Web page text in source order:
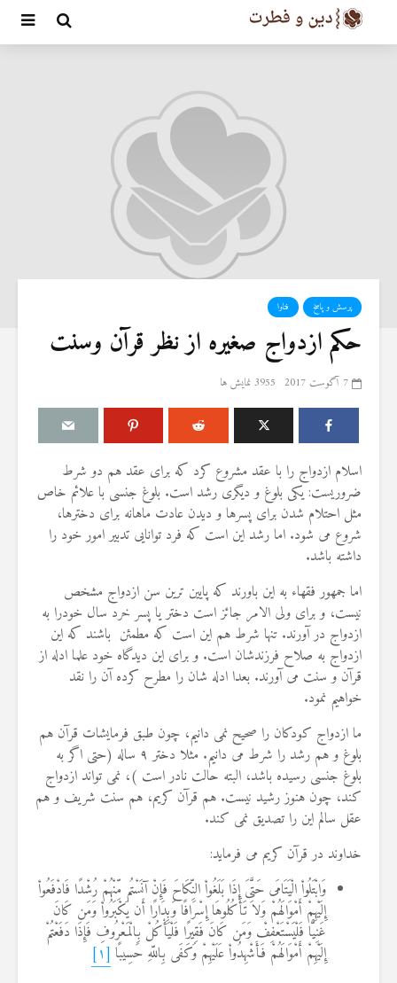
پرسش و پاسخ فتاوا
حکم ازدواج صغیره از نظر قرآن وسنت
7 آگوست 2017 3955 نمایش ها
اسلام ازدواج را با عقد مشروع کرد که برای عقد هم دو شرط
ضروریست: یکی بلوغ و دیگری رشد است. بلوغ جنسی با علائم خاص
مثل احتلام شدن برای پسرها و دیدن عادت ماهانه برای دخترها،
شروع می شود. اما رشد این است که فرد توانایی تدبیر امور خود را
داشته باشد.
اما جمهور فقهاء به این باورند که پایین ترین سن ازدواج مشخص
نیست، و برای ولی الامر جائز است دختر یا پسر خرد سال خودرا به
ازدواج در آورند. تنها شرط هم این است که مطمئن باشند که این
ازدواج به صلاح فرزندشان است. و برای این دیدگاه خود علما ادله از
قرآن و سنت می آورند. بعدا ادله شان را مطرح کرده آن را نقد
خواهیم نمود.
ما ازدواج کودکان را صحیح نمی دانیم، چون طبق فرمایشات قرآن هم
بلوغ و هم رشد را شرط می دانیم. مثلا دختر ۹ ساله (حتی اگر به
بلوغ جنسی رسیده باشد، البته حالت نادر است )، نمی تواند ازدواج
کند، چون هنوز رشید نیست. هم قرآن کریم، هم سنت شریف و هم
عقل سالم این را تصدیق نمی کند.
خداوند در قرآن کریم می فرماید:
وَابْتَلُواْ الْیَتَامَى حَتَّىَ إِذَا بَلَغُواْ النِّکَاحَ فَإِنْ آنَسْتُم مِّنْهُمْ رُشْدًا فَادْفَعُواْ
إِلَیْهِمْ أَمْوَالَهُمْ وَلاَ تَأْکُلُوهَا إِسْرَافًا وَبِدَارًا أَن یَکْبَرُواْ وَمَن کَانَ
غَنِیًّا فَلْیَسْتَعْفِفْ وَمَن کَانَ فَقِیرًا فَلْیَأْکُلْ بِالْمَعْرُوفِ فَإِذَا دَفَعْتُمْ
إِلَیْهِمْ أَمْوَالَهُمْ فَأَشْهِدُواْ عَلَیْهِمْ وَکَفَى بِاللّهِ حَسِیبًا [۱]
مقصود از «کتاب مکنون»
در آیه ۷۸ سوره واقعه
آیا سوراخ کردن کشتی،
کشتن آن نوجوان و ساختن
دیوار، ارتباطی با علم غیبِ
آینده داشت؟
8 جولای 2026
منظور از «وَفق» و حکم
ساختن یا درخواست آن
4 جولای 2026
15 نمایش ها
مسّ مصحف
15 نمایش ها
اذکار قران
4 آگوست 2026
اسلام
29 جولای 2026
18 نمایش ها